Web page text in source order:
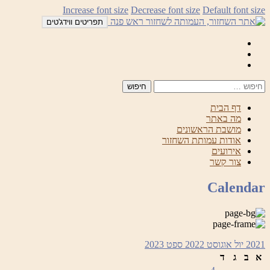
לדלג
לתוכן
Increase font size Decrease font size Default font size
תפריטים ווידג'טים
דף הבית
מה באתר
מושבת הראשונים
אודות עמותת השחזור
אירועים
צור קשר
Calendar
2021 יול אוגוסט 2022 ספט 2023
א
ב ג
ד